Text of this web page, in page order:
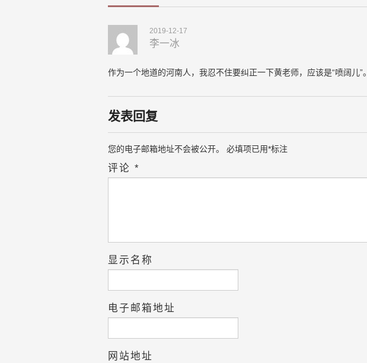
2019-12-17
李一冰
作为一个地道的河南人，我忍不住要纠正一下黄老师，应该是“喷阔儿”。
发表回复
您的电子邮箱地址不会被公开。 必填项已用*标注
评论 *
显示名称
电子邮箱地址
网站地址